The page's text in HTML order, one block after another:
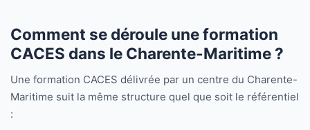
Comment se déroule une formation
CACES dans le Charente-Maritime ?
Une formation CACES délivrée par un centre du Charente-
Maritime suit la même structure quel que soit le référentiel
: